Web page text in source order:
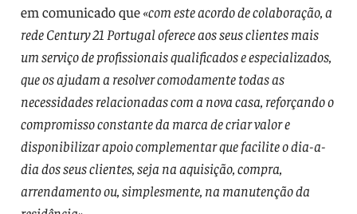
em comunicado que«com este acordo de colaboração, a
rede Century 21 Portugal oferece aos seus clientes mais
um serviço de profissionais qualificados e especializados,
que os ajudam a resolver comodamente todas as
necessidades relacionadas com a nova casa, reforçando o
compromisso constante da marca de criar valor e
disponibilizar apoio complementar que facilite o dia-a-
dia dos seus clientes, seja na aquisição, compra,
arrendamento ou, simplesmente, na manutenção da